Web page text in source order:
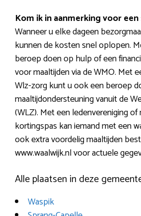
Kom ik in aanmerking voor een
Wanneer u elke dageen
kunnen de kosten snel oplopen.
beroep doen op hulp of een
voor maaltijden via de WMO. Met
Wlz-zorg kunt u ook een beroep
maaltijdondersteuning vanuit de
(WLZ). Met een ledenvereniging
kortingspas kan iemand met een
ook extra voordelig maaltijden
www.waalwijk.nl voor actuele
Alle plaatsen in deze
Waspik